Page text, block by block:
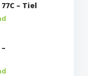
– Tiel